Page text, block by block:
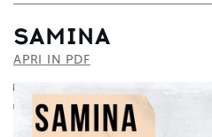
SAMINA
APRI IN PDF